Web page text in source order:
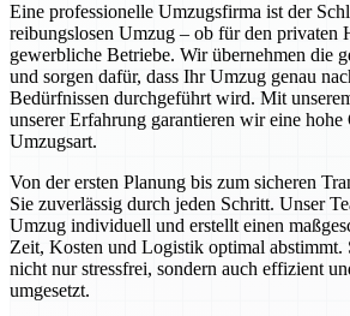
Eine professionelle Umzugsfirma ist der
reibungslosen Umzug – ob für den privaten
gewerbliche Betriebe. Wir übernehmen die
und sorgen dafür, dass Ihr Umzug genau
Bedürfnissen durchgeführt wird. Mit
unserer Erfahrung garantieren wir eine hohe
Umzugsart.
Von der ersten Planung bis zum sicheren
Sie zuverlässig durch jeden Schritt. Unser
Umzug individuell und erstellt einen
Zeit, Kosten und Logistik optimal
nicht nur stressfrei, sondern auch effizient
umgesetzt.